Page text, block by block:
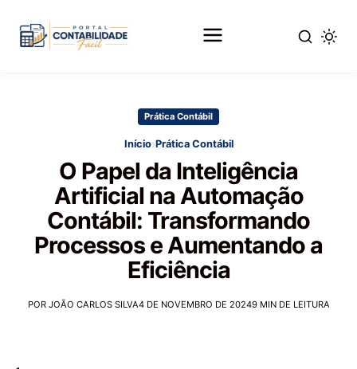
Prática Contábil
Início›Prática Contábil
O Papel da Inteligência
Artificial na Automação
Contábil: Transformando
Processos e Aumentando a
Eficiência
POR JOÃO CARLOS SILVA4 DE NOVEMBRO DE 20249 MIN DE LEITURA